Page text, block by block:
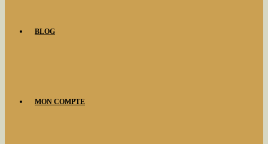
BLOG
MON COMPTE